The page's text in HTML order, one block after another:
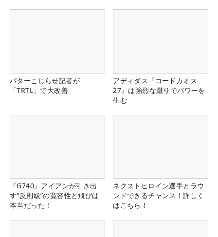
パターこじらせ記者が
「TRTL」で大改善
アディダス『コードカオス
27』は強烈な蹴りでパワーを
生む
『G740』アイアンが引き出
す“反則級”の寛容性と飛びは
本当だった！
ネクストヒロイン選手とラウ
ンドできるチャンス！詳しく
はこちら！